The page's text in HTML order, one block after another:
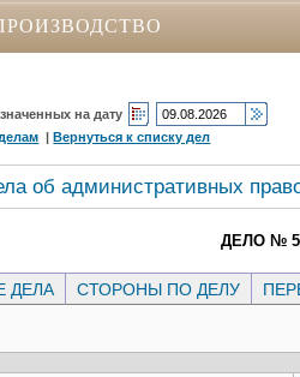
на дату
|Вернуться к списку дел
об административных
ДЕЛО № 5-
ДЕЛА СТОРОНЫ ПО ДЕЛУ